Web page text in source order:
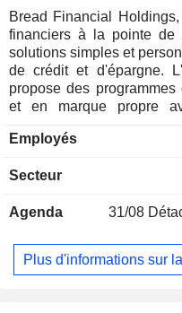
Bread Financial
financiers à la pointe de
solutions simples et
de crédit et d'épargne.
propose des
et en marque propre
consommateurs (DTC) ;
d'épargne Bread
Financial et les produits
d'un partenaire, utilisées
de biens et de services
Employés
Secteur
Agenda 31/08
Plus d'informations sur